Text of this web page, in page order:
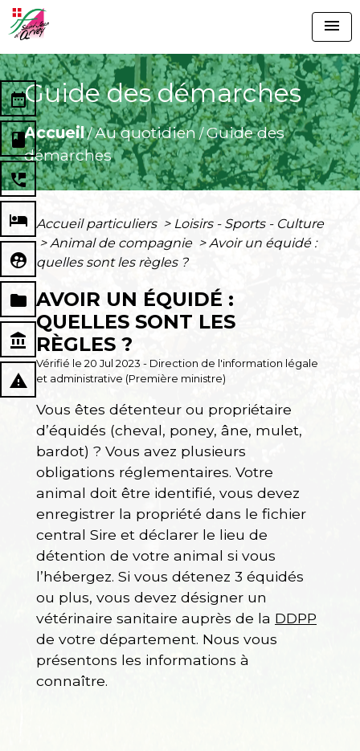
menu
Guide des démarches
Accueil/Au quotidien/Guide des
démarches
date_range
book
perm_phone_msg
local_hotel
supervised_user_circle
folder
account_balance
report_problem
Accueil particuliers > Loisirs - Sports - Culture
> Animal de compagnie > Avoir un équidé :
quelles sont les règles ?
AVOIR UN ÉQUIDÉ :
QUELLES SONT LES
RÈGLES ?
Vérifié le 20 Jul 2023 - Direction de l'information légale
et administrative (Première ministre)
Vous êtes détenteur ou propriétaire
d’équidés (cheval, poney, âne, mulet,
bardot) ? Vous avez plusieurs
obligations réglementaires. Votre
animal doit être identifié, vous devez
enregistrer la propriété dans le fichier
central Sire et déclarer le lieu de
détention de votre animal si vous
l’hébergez. Si vous détenez 3 équidés
ou plus, vous devez désigner un
vétérinaire sanitaire auprès de la DDPP
de votre département. Nous vous
présentons les informations à
connaître.